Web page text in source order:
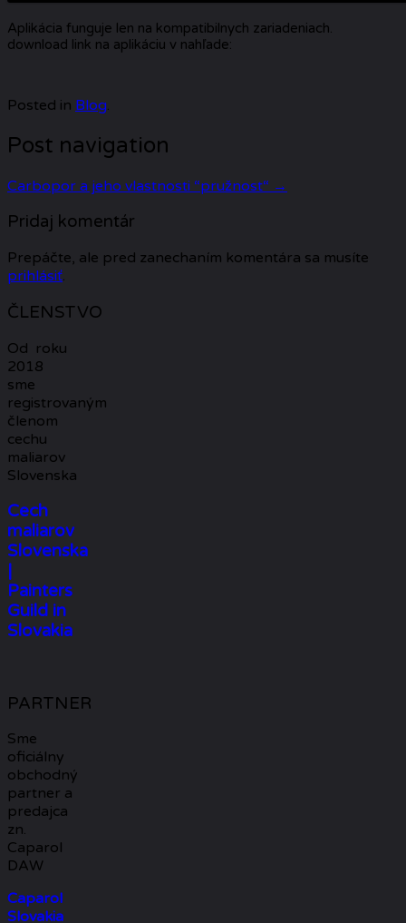
Aplikácia funguje len na kompatibilnych zariadeniach.
download link na aplikáciu v nahľade:
Posted in Blog.
Post navigation
Carbopor a jeho vlastnosti “pružnost“ →
Pridaj komentár
Prepáčte, ale pred zanechaním komentára sa musíte
prihlásiť.
ČLENSTVO
Od roku
2018
sme
registrovaným
členom
cechu
maliarov
Slovenska
Cech
maliarov
Slovenska
Painters
Guild in
Slovakia
PARTNER
Sme
oficiálny
obchodný
partner a
predajca
zn.
Caparol
DAW
Caparol
Slovakia